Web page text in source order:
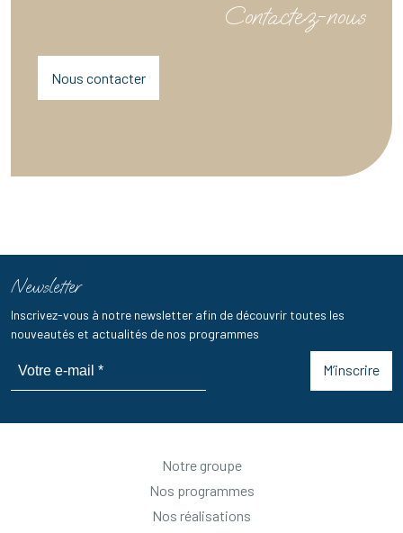
Contactez-nous
Nous contacter
Newsletter
Inscrivez-vous à notre newsletter afin de découvrir toutes les
nouveautés et actualités de nos programmes
M’inscrire
Notre groupe
Nos programmes
Nos réalisations